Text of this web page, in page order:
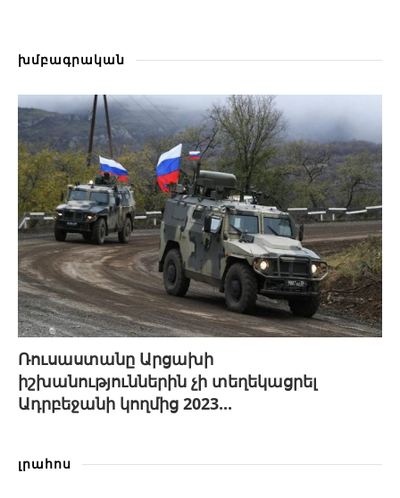
խմբագրական
Ռուսաստանը Արցախի
իշխանություններին չի տեղեկացրել
Ադրբեջանի կողմից 2023...
լրահոս